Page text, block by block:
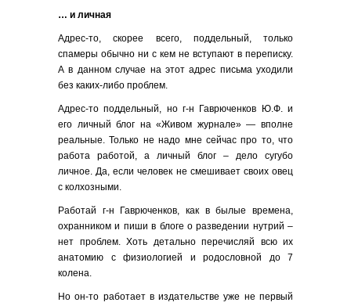
… и личная
Адрес-то, скорее всего, поддельный, только
спамеры обычно ни с кем не вступают в переписку.
А в данном случае на этот адрес письма уходили
без каких-либо проблем.
Адрес-то поддельный, но г-н Гаврюченков Ю.Ф. и
его личный блог на «Живом журнале» — вполне
реальные. Только не надо мне сейчас про то, что
работа работой, а личный блог – дело сугубо
личное. Да, если человек не смешивает своих овец
с колхозными.
Работай г-н Гаврюченков, как в былые времена,
охранником и пиши в блоге о разведении нутрий –
нет проблем. Хоть детально перечисляй всю их
анатомию с физиологией и родословной до 7
колена.
Но он-то работает в издательстве уже не первый